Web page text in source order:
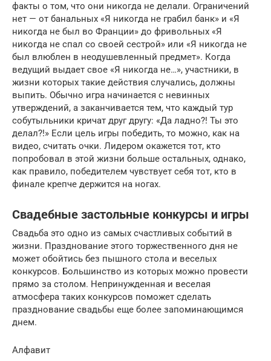
факты о том, что они никогда не делали. Ограничений
нет — от банальных «Я никогда не грабил банк» и «Я
никогда не был во Франции» до фривольных «Я
никогда не спал со своей сестрой» или «Я никогда не
был влюблен в неодушевленный предмет». Когда
ведущий выдает свое «Я никогда не…», участники, в
жизни которых такие действия случались, должны
выпить. Обычно игра начинается с невинных
утверждений, а заканчивается тем, что каждый тур
собутыльники кричат друг другу: «Да ладно?! Ты это
делал?!» Если цель игры победить, то можно, как на
видео, считать очки. Лидером окажется тот, кто
попробовал в этой жизни больше остальных, однако,
как правило, победителем чувствует себя тот, кто в
финале крепче держится на ногах.
Свадебные застольные конкурсы и игры
Свадьба это одно из самых счастливых событий в
жизни. Празднование этого торжественного дня не
может обойтись без пышного стола и веселых
конкурсов. Большинство из которых можно провести
прямо за столом. Непринужденная и веселая
атмосфера таких конкурсов поможет сделать
празднование свадьбы еще более запоминающимся
днем.
Алфавит